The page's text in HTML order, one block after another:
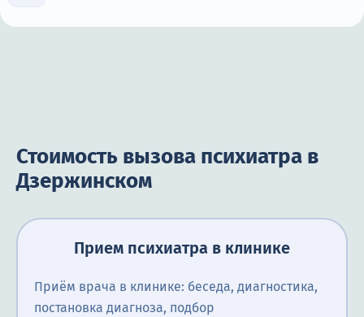
Стоимость вызова психиатра в
Дзержинском
Прием психиатра в клинике
Приём врача в клинике: беседа, диагностика,
постановка диагноза, подбор